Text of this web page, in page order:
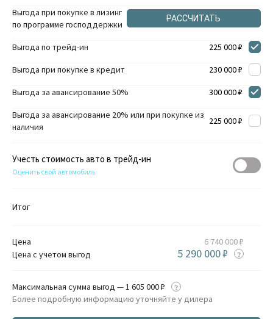
Выгода при покупке в лизинг
по программе господдержки
РАССЧИТАТЬ
Выгода по трейд-ин 225 000 ₽
Выгода при покупке в кредит 230 000 ₽
Выгода за авансирование 50% 300 000 ₽
Выгода за авансирование 20% или при покупке из
наличия
225 000 ₽
Учесть стоимость авто в трейд-ин
Оценить свой автомобиль
Итог
Цена
6 740 000 ₽
Цена с учетом выгод
5 290 000 ₽
Максимальная сумма выгод — 1 605 000 ₽
Более подробную информацию уточняйте у дилера